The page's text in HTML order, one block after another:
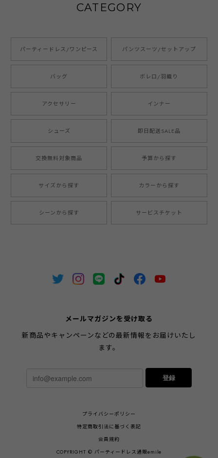
CATEGORY
パーティードレス/ワンピース パンツスーツ/セットアップ
バッグ ボレロ/羽織り
アクセサリー インナー
シューズ 即日配送SALE品
交換無料対象商品 予算から探す
サイズから探す カラーから探す
シーンから探す サービスチケット
メールマガジンを受け取る
新商品やキャンペーンなどの最新情報をお届けいたし
ます。
登録
プライバシーポリシー
特定商取引法に基づく表記
会員規約
COPYRIGHT © パーティードレス通販emile